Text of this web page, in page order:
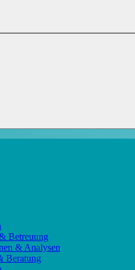
Suchen
Betreuung
& Analysen
Beratung